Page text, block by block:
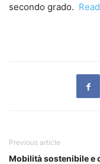
secondo grado. ​
Previous article
Mobilità sostenibile e